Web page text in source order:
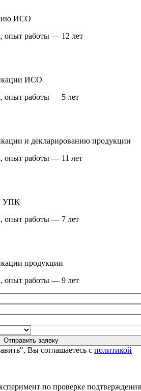
ИСО
опыт работы — 12 лет
ИСО
опыт работы — 5 лет
и декларированию продукции
опыт работы — 11 лет
УПК
опыт работы — 7 лет
продукции
опыт работы — 9 лет
Вы соглашаетесь с политикой